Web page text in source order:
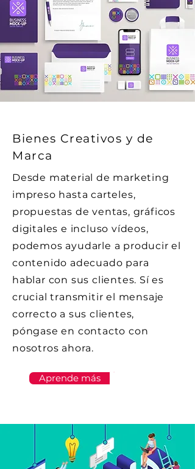
Bienes Creativos y de
Marca
Desde material de marketing
impreso hasta carteles,
propuestas de ventas, gráficos
digitales e incluso vídeos,
podemos ayudarle a producir el
contenido adecuado para
hablar con sus clientes. Sí es
crucial transmitir el mensaje
correcto a sus clientes,
póngase en contacto con
nosotros ahora.
Aprende más